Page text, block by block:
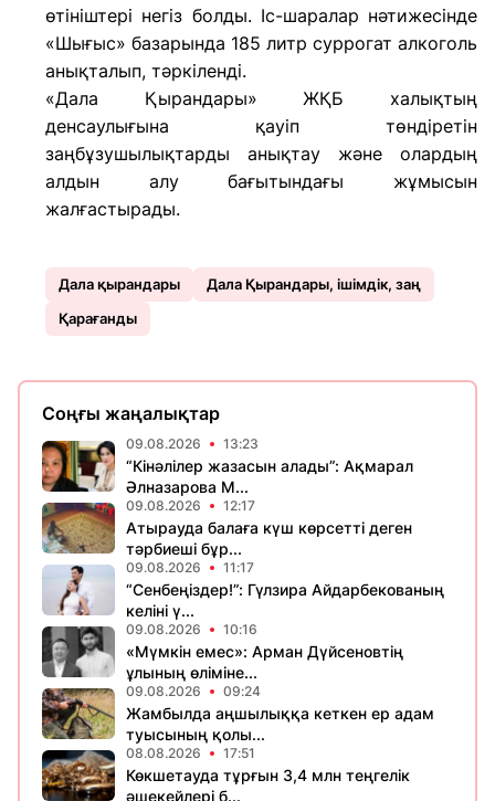
өтініштері негіз болды. Іс-шаралар нәтижесінде
«Шығыс» базарында 185 литр суррогат алкоголь
анықталып, тәркіленді.
«Дала Қырандары» ЖҚБ халықтың
денсаулығына қауіп төндіретін
заңбұзушылықтарды анықтау және олардың
алдын алу бағытындағы жұмысын
жалғастырады.
Дала қырандары
Дала Қырандары, ішімдік, заң
Қарағанды
Соңғы жаңалықтар
09.08.2026 13:23
“Кінәлілер жазасын алады”: Ақмарал
Әлназарова М...
09.08.2026 12:17
Атырауда балаға күш көрсетті деген
тәрбиеші бұр...
09.08.2026 11:17
“Сенбеңіздер!”: Гүлзира Айдарбекованың
келіні ү...
09.08.2026 10:16
«Мүмкін емес»: Арман Дүйсеновтің
ұлының өліміне...
09.08.2026 09:24
Жамбылда аңшылыққа кеткен ер адам
туысының қолы...
08.08.2026 17:51
Көкшетауда тұрғын 3,4 млн теңгелік
әшекейлері б...